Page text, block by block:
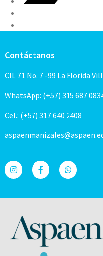
Contáctanos
Cll. 71 No. 7 -99 La Florida
WhatsApp: (+57) 315 687
Cel.: (+57) 317 640 2408